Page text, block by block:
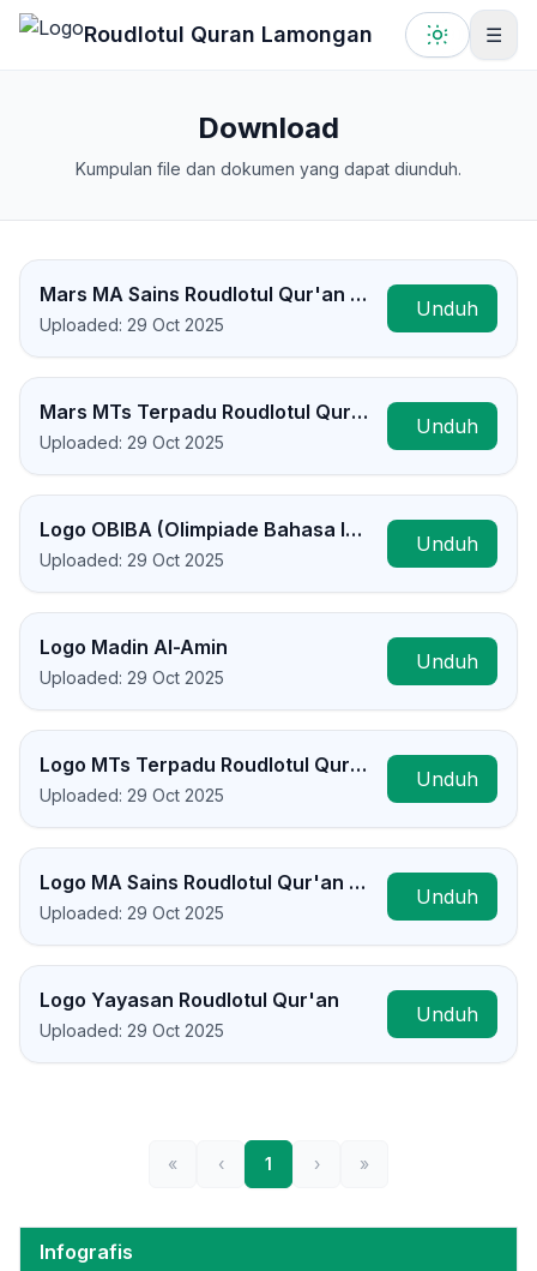
Lewati ke konten utama
Roudlotul Quran Lamongan ☰
Download
Kumpulan file dan dokumen yang dapat diunduh.
Mars MA Sains Roudlotul Qur'an Lamongan
Uploaded: 29 Oct 2025
Unduh
Mars MTs Terpadu Roudlotul Qur'an Lamongan
Uploaded: 29 Oct 2025
Unduh
Logo OBIBA (Olimpiade Bahasa Inggris dan Bahasa Arab)
Uploaded: 29 Oct 2025
Unduh
Logo Madin Al-Amin
Uploaded: 29 Oct 2025
Unduh
Logo MTs Terpadu Roudlotul Qur'an Lamongan
Uploaded: 29 Oct 2025
Unduh
Logo MA Sains Roudlotul Qur'an Lamongan
Uploaded: 29 Oct 2025
Unduh
Logo Yayasan Roudlotul Qur'an
Uploaded: 29 Oct 2025
Unduh
« ‹ 1 › »
Infografis